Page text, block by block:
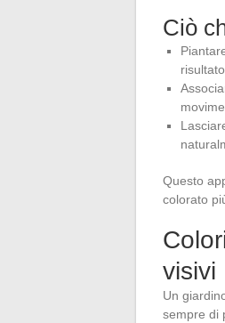
Ciò
Questo
colorato
visivi
Un
sempre di